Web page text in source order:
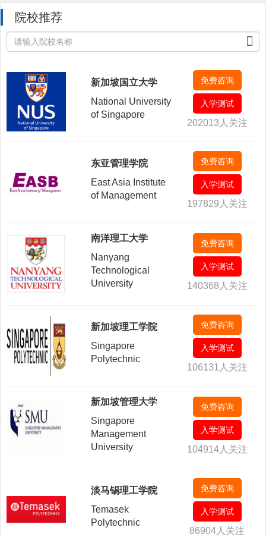
院校推荐
新加坡国立大学
National University
of Singapore
免费咨询
入学测试
202013人关注
东亚管理学院
East Asia Institute
of Management
免费咨询
入学测试
197829人关注
南洋理工大学
Nanyang
Technological
University
免费咨询
入学测试
140368人关注
新加坡理工学院
Singapore
Polytechnic
免费咨询
入学测试
106131人关注
新加坡管理大学
Singapore
Management
University
免费咨询
入学测试
104914人关注
淡马锡理工学院
Temasek
Polytechnic
免费咨询
入学测试
86904人关注